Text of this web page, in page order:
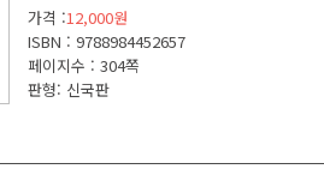
가격 :12,000원
ISBN : 9788984452657
페이지수 : 304쪽
판형: 신국판